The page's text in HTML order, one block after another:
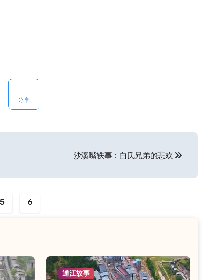
分享
沙溪嘴轶事：白氏兄弟的悲欢
5 6
通江故事